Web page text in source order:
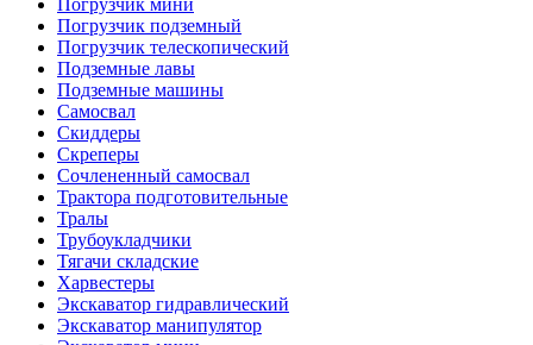
Погрузчик мини
Погрузчик подземный
Погрузчик телескопический
Подземные лавы
Подземные машины
Самосвал
Скиддеры
Скреперы
Сочлененный самосвал
Трактора подготовительные
Тралы
Трубоукладчики
Тягачи складские
Харвестеры
Экскаватор гидравлический
Экскаватор манипулятор